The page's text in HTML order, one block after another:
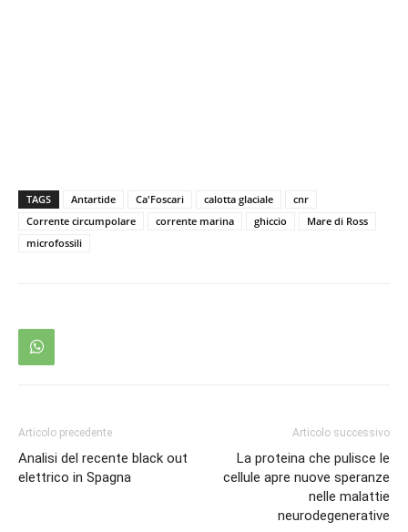
TAGS Antartide Ca'Foscari calotta glaciale
cnr
Corrente circumpolare
corrente marina ghiccio
Mare di Ross
microfossili
Articolo precedente
Analisi del recente black out
elettrico in Spagna
Articolo successivo
La proteina che pulisce le
cellule apre nuove speranze
nelle malattie
neurodegenerative